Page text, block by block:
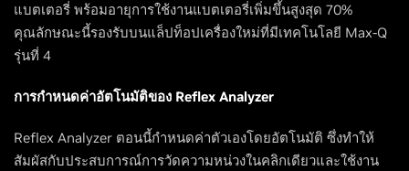
แบตเตอรี่ พร้อมอายุการใช้งานแบตเตอรี่เพิ่มขึ้นสูงสุด 70%
คุณลักษณะนี้รองรับบนแล็ปท็อปเครื่องใหม่ที่มีเทคโนโลยี Max-Q
รุ่นที่ 4
การกำหนดค่าอัตโนมัติของ Reflex Analyzer
Reflex Analyzer ตอนนี้กำหนดค่าตัวเองโดยอัตโนมัติ ซึ่งทำให้
สัมผัสกับประสบการณ์การวัดความหน่วงในคลิกเดียวและใช้งาน